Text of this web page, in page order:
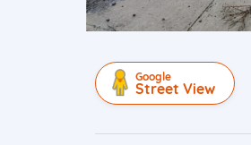
Google
Street View